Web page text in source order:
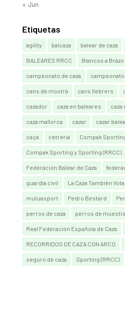
« Jun
Etiquetas
agility balcaza balear de caza
BALEARES RRCC Blancos a Brazo
campeonato de caza
cans de mostra cans llebrers
cazador caza en baleares caza
caza mallorca cazar cazar
caça cetrería Compak
Compak Sporting y Sporting (RRCC)
Federación Balear de Caza
guardia civil La Caza También Vota
mutuasport Pedro Bestard
perros de caza perros de muestra
Real Federación Española de Caza
RECORRIDOS DE CAZA CON ARCO
seguro de caza Sporting (RRCC)